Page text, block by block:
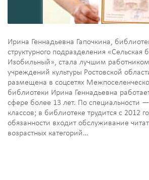
Ирина Геннадьевна Гапочкина,
структурного подразделения «Сельская
Изобильный», стала лучшим работником
учреждений культуры Ростовской
размещена в соцсетях
библиотеки Ирина Геннадьевна
сфере более 13 лет. По специальности
классов; в библиотеке трудится с 2012
обязанности входит обслуживание
возрастных категорий…